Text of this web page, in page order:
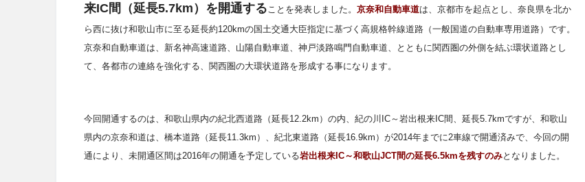
来IC間（延長5.7km）を開通することを発表しました。 京奈和自動車道は、京都市を起点とし、奈良県を北か
ら西に抜け和歌山市に至る延長約120kmの国土交通大臣指定に基づく高規格幹線道路（一般国道の自動車専用道路）です。
京奈和自動車道は、新名神高速道路、山陽自動車道、神戸淡路鳴門自動車道、とともに関西圏の外側を結ぶ環状道路とし
て、各都市の連絡を強化する、関西圏の大環状道路を形成する事になります。
今回開通するのは、和歌山県内の紀北西道路（延長12.2km）の内、紀の川IC～岩出根来IC間、延長5.7kmですが、和歌山
県内の京奈和道は、橋本道路（延長11.3km）、紀北東道路（延長16.9km）が2014年までに2車線で開通済みで、今回の開
通により、未開通区間は2016年の開通を予定している岩出根来IC～和歌山JCT間の延長6.5kmを残すのみとなりました。